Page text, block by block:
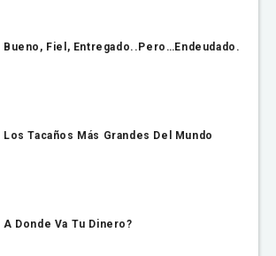
Bueno, Fiel, Entregado..Pero…Endeudado.
Los Tacaños Más Grandes Del Mundo
A Donde Va Tu Dinero?